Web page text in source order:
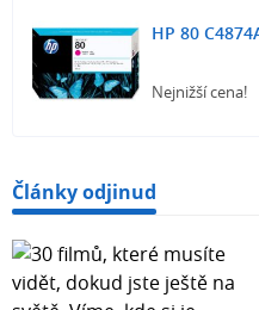
HP 80
Nejnižší cena!
Články odjinud